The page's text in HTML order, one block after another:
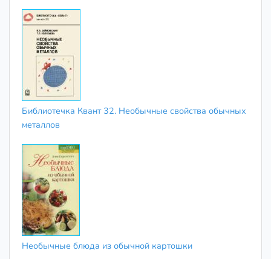
Библиотечка Квант 32. Необычные свойства обычных
металлов
Необычные блюда из обычной картошки